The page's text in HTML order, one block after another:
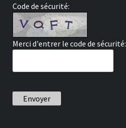
Code de sécurité:
Merci d'entrer le code de sécurité:
Envoyer